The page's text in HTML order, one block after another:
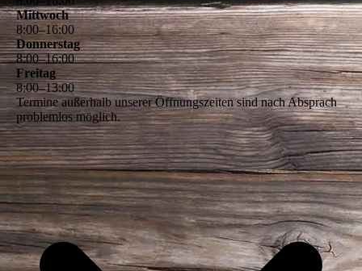
Mittwoch
8:00–16:00
Donnerstag
8:00–16:00
Freitag
8:00–13:00
Termine außerhalb unserer Öffnungszeiten sind nach Absprach
problemlos möglich.